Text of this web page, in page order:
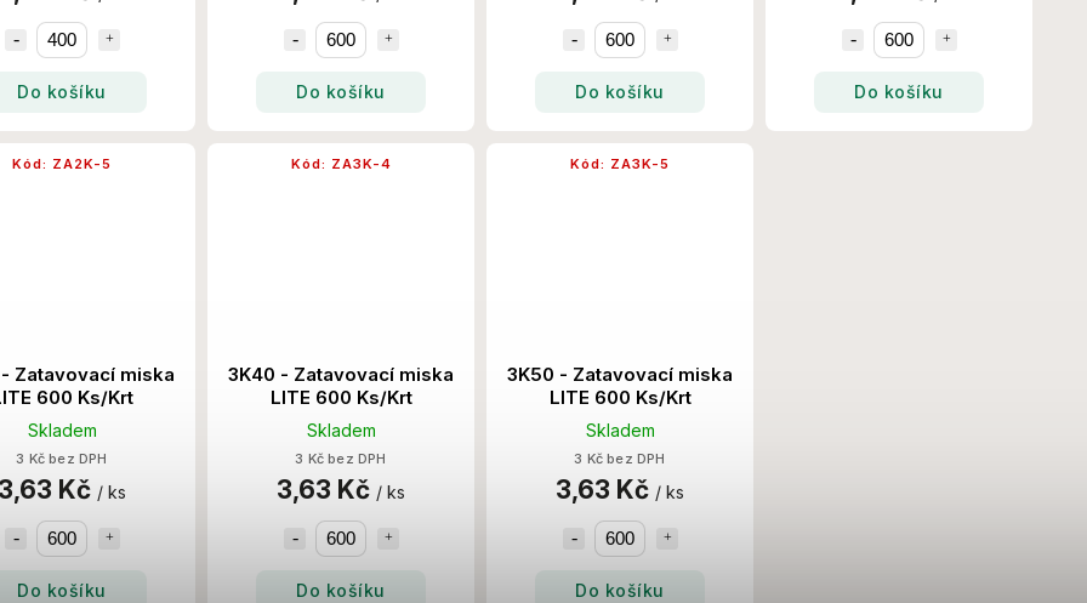
Do košíku Do košíku Do košíku Do košíku
Zatavovací miska
600 Ks/Krt
Skladem
3 Kč bez DPH
Kč / ks
Do košíku
Kód: ZA2K-5
3K40 - Zatavovací miska
LITE 600 Ks/Krt
Skladem
3 Kč bez DPH
3,63 Kč / ks
Do košíku
Kód: ZA3K-4
3K50 - Zatavovací miska
LITE 600 Ks/Krt
Skladem
3 Kč bez DPH
3,63 Kč / ks
Do košíku
Kód: ZA3K-5